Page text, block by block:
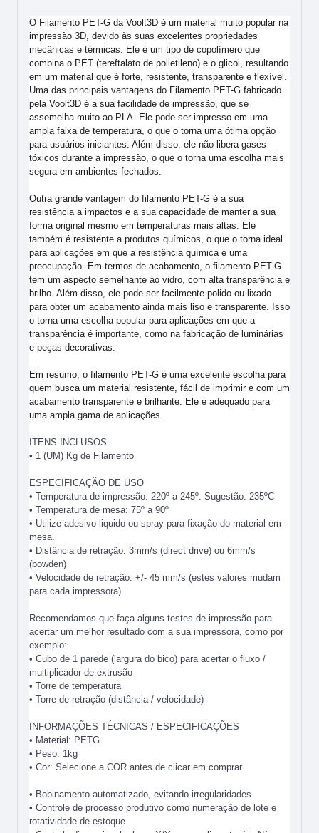
O Filamento PET-G da Voolt3D é um material muito popular na
impressão 3D, devido às suas excelentes propriedades
mecânicas e térmicas. Ele é um tipo de copolímero que
combina o PET (tereftalato de polietileno) e o glicol, resultando
em um material que é forte, resistente, transparente e flexível.
Uma das principais vantagens do Filamento PET-G fabricado
pela Voolt3D é a sua facilidade de impressão, que se
assemelha muito ao PLA. Ele pode ser impresso em uma
ampla faixa de temperatura, o que o torna uma ótima opção
para usuários iniciantes. Além disso, ele não libera gases
tóxicos durante a impressão, o que o torna uma escolha mais
segura em ambientes fechados.
Outra grande vantagem do filamento PET-G é a sua
resistência a impactos e a sua capacidade de manter a sua
forma original mesmo em temperaturas mais altas. Ele
também é resistente a produtos químicos, o que o torna ideal
para aplicações em que a resistência química é uma
preocupação. Em termos de acabamento, o filamento PET-G
tem um aspecto semelhante ao vidro, com alta transparência e
brilho. Além disso, ele pode ser facilmente polido ou lixado
para obter um acabamento ainda mais liso e transparente. Isso
o torna uma escolha popular para aplicações em que a
transparência é importante, como na fabricação de luminárias
e peças decorativas.
Em resumo, o filamento PET-G é uma excelente escolha para
quem busca um material resistente, fácil de imprimir e com um
acabamento transparente e brilhante. Ele é adequado para
uma ampla gama de aplicações.
ITENS INCLUSOS
• 1 (UM) Kg de Filamento
ESPECIFICAÇÃO DE USO
• Temperatura de impressão: 220º a 245º. Sugestão: 235ºC
• Temperatura de mesa: 75º a 90º
• Utilize adesivo liquido ou spray para fixação do material em
mesa.
• Distância de retração: 3mm/s (direct drive) ou 6mm/s
(bowden)
• Velocidade de retração: +/- 45 mm/s (estes valores mudam
para cada impressora)
Recomendamos que faça alguns testes de impressão para
acertar um melhor resultado com a sua impressora, como por
exemplo:
• Cubo de 1 parede (largura do bico) para acertar o fluxo /
multiplicador de extrusão
• Torre de temperatura
• Torre de retração (distância / velocidade)
INFORMAÇÕES TÉCNICAS / ESPECIFICAÇÕES
• Material: PETG
• Peso: 1kg
• Cor: Selecione a COR antes de clicar em comprar
• Bobinamento automatizado, evitando irregularidades
• Controle de processo produtivo como numeração de lote e
rotatividade de estoque